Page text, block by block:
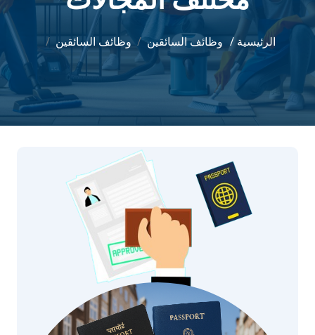
الرئيسية / وظائف السائقين وظائف السائقين